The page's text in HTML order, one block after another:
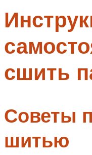
Аксессуары
Меню
сшить
Советы
шитью